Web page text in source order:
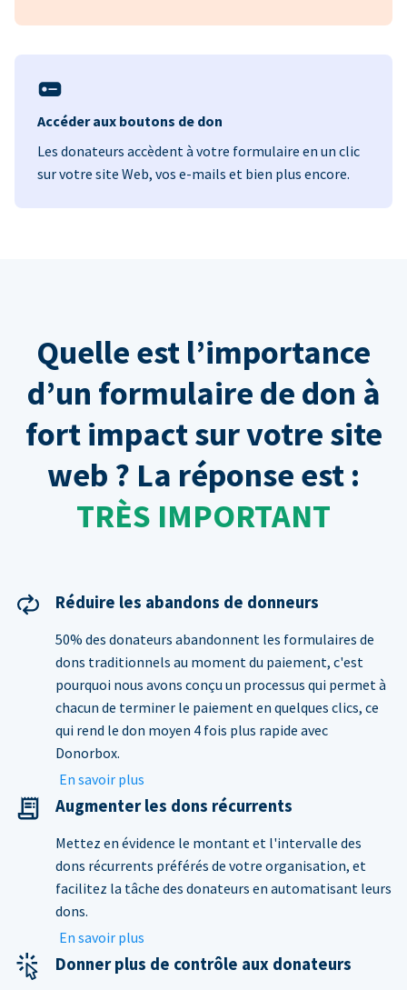
Accéder aux boutons de don
Les donateurs accèdent à votre formulaire en un clic
sur votre site Web, vos e-mails et bien plus encore.
Quelle est l’importance
d’un formulaire de don à
fort impact sur votre site
web ? La réponse est :
TRÈS IMPORTANT
Réduire les abandons de donneurs
50% des donateurs abandonnent les formulaires de
dons traditionnels au moment du paiement, c'est
pourquoi nous avons conçu un processus qui permet à
chacun de terminer le paiement en quelques clics, ce
qui rend le don moyen 4 fois plus rapide avec
Donorbox.
En savoir plus
Augmenter les dons récurrents
Mettez en évidence le montant et l'intervalle des
dons récurrents préférés de votre organisation, et
facilitez la tâche des donateurs en automatisant leurs
dons.
En savoir plus
Donner plus de contrôle aux donateurs